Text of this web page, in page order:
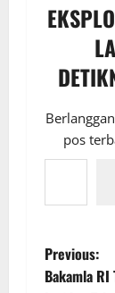
pos
Ketikkan email Anda...
P
Previous:
Bakamla